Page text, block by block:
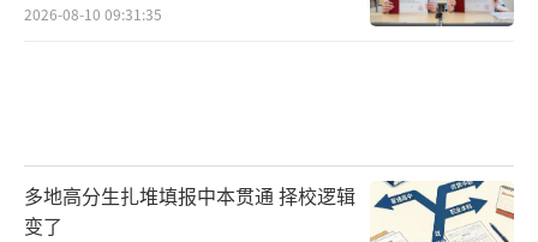
2026-08-10 09:31:35
多地高分生扎堆填报中本贯通 择校逻辑
变了